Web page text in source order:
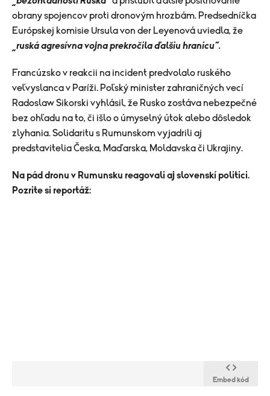
obrany spojencov proti dronovým hrozbám. Predsedníčka
Európskej komisie Ursula von der Leyenová uviedla, že
„ruská agresívna vojna prekročila ďalšiu hranicu“.
Francúzsko v reakcii na incident predvolalo ruského
veľvyslanca v Paríži. Poľský minister zahraničných vecí
Radoslaw Sikorski vyhlásil, že Rusko zostáva nebezpečné
bez ohľadu na to, či išlo o úmyselný útok alebo dôsledok
zlyhania. Solidaritu s Rumunskom vyjadrili aj
predstavitelia Česka, Maďarska, Moldavska či Ukrajiny.
Na pád dronu v Rumunsku reagovali aj slovenskí politici.
Pozrite si reportáž:
Embed kód